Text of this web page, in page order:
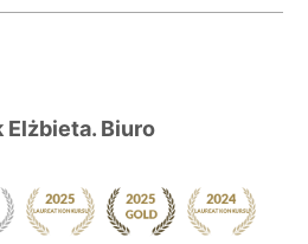
Biuro